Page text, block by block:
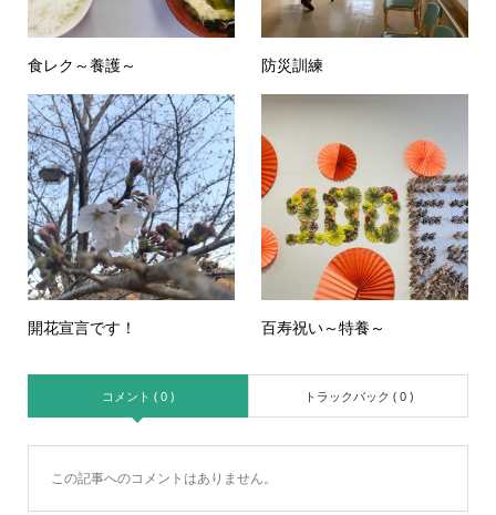
食レク～養護～ 防災訓練
開花宣言です！ 百寿祝い～特養～
コメント ( 0 ) トラックバック ( 0 )
この記事へのコメントはありません。